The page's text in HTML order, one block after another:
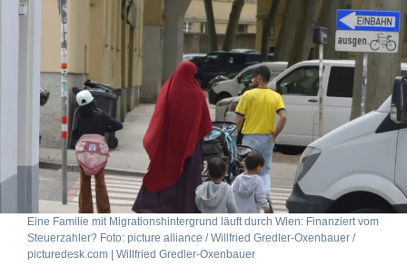
Eine Familie mit Migrationshintergrund läuft durch Wien: Finanziert vom
Steuerzahler? Foto: picture alliance / Willfried Gredler-Oxenbauer /
picturedesk.com | Willfried Gredler-Oxenbauer